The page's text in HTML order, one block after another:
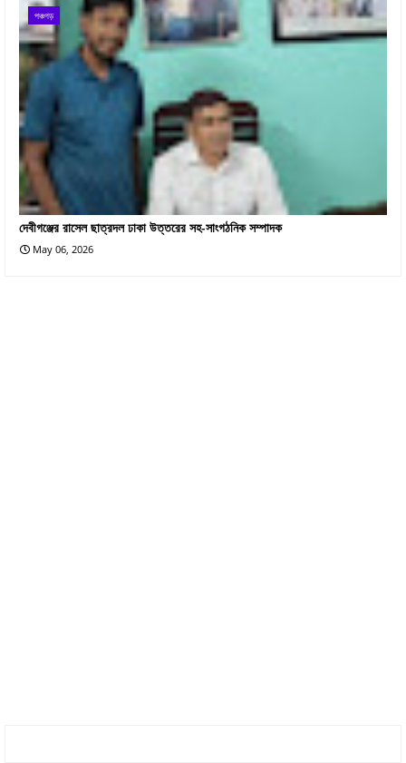
পঞ্চগড়
দেবীগঞ্জের রাসেল ছাত্রদল ঢাকা উত্তরের সহ-সাংগঠনিক সম্পাদক
May 06, 2026